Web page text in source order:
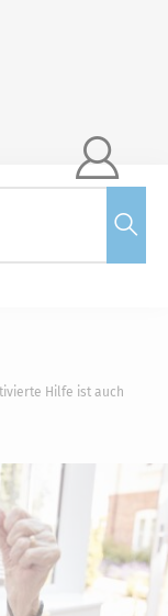

Hilfe ist auch